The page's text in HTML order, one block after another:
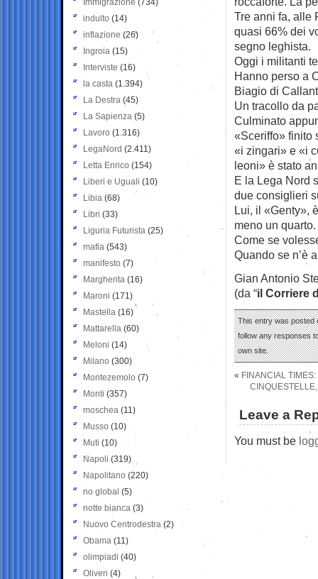
Tre anni fa, alle
quasi 66% dei
segno leghista.
Oggi i militanti
Hanno perso a
Biagio di
Un tracollo da
Culminato
«Sceriffo» finito
«i zingari» e «i
leoni» è stato
E la Lega Nord
due consiglieri
Lui, il «Genty»,
meno un quarto.
Come se
Quando se n’è
Gian Antonio
(da “il Corriere
This entry was posted
follow any responses
own site.
« FINANCIAL TIMES:
Leave a
You must be
Immigrazione (734)
indulto (14)
inflazione (26)
Ingroia (15)
Interviste (16)
la casta (1.394)
La Destra (45)
La Sapienza (5)
Lavoro (1.316)
LegaNord (2.411)
Letta Enrico (154)
Liberi e Uguali (10)
Libia (68)
Libri (33)
Liguria Futurista (25)
mafia (543)
manifesto (7)
Margherita (16)
Maroni (171)
Mastella (16)
Mattarella (60)
Meloni (14)
Milano (300)
Montezemolo (7)
Monti (357)
moschea (11)
Musso (10)
Muti (10)
Napoli (319)
Napolitano (220)
no global (5)
notte bianca (3)
Nuovo Centrodestra (2)
Obama (11)
olimpiadi (40)
Oliveri (4)